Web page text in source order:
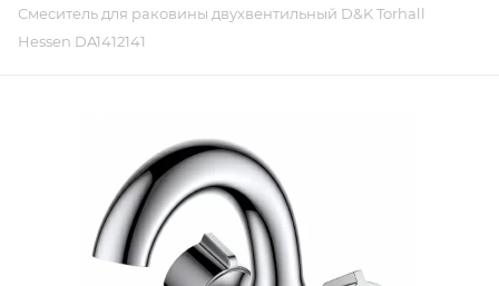
Смеситель для раковины двухвентильный D&K Torhall
Hessen DA1412141